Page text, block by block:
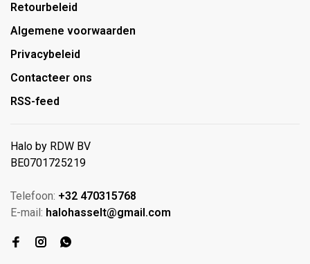
Retourbeleid
Algemene voorwaarden
Privacybeleid
Contacteer ons
RSS-feed
Halo by RDW BV
BE0701725219
Telefoon: +32 470315768
E-mail: halohasselt@gmail.com